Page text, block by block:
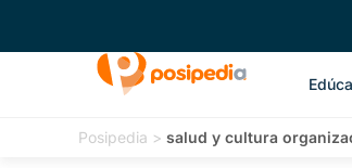
Posipedia > salud y cultura